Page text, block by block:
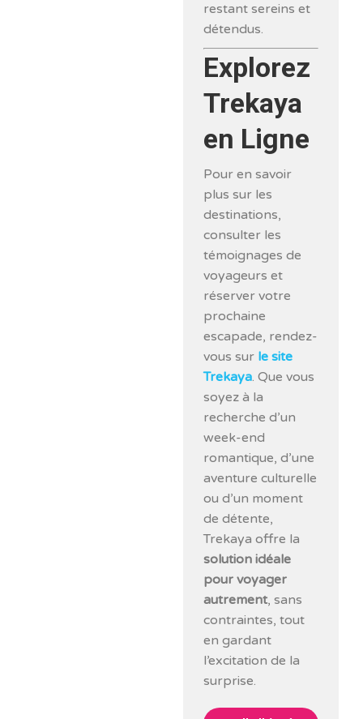
restant sereins et
détendus.
Explorez
Trekaya
en Ligne
Pour en savoir
plus sur les
destinations,
consulter les
témoignages de
voyageurs et
réserver votre
prochaine
escapade, rendez-
vous sur le site
Trekaya. Que vous
soyez à la
recherche d’un
week-end
romantique, d’une
aventure culturelle
ou d’un moment
de détente,
Trekaya offre la
solution idéale
pour voyager
autrement, sans
contraintes, tout
en gardant
l’excitation de la
surprise.